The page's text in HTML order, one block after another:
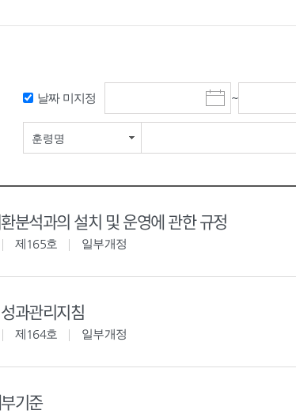
날짜 미지정
시
작
~
훈령명
분석과의 설치 및 운영에 관한 규정
제165호 일부개정
과관리지침
제164호 일부개정
기준